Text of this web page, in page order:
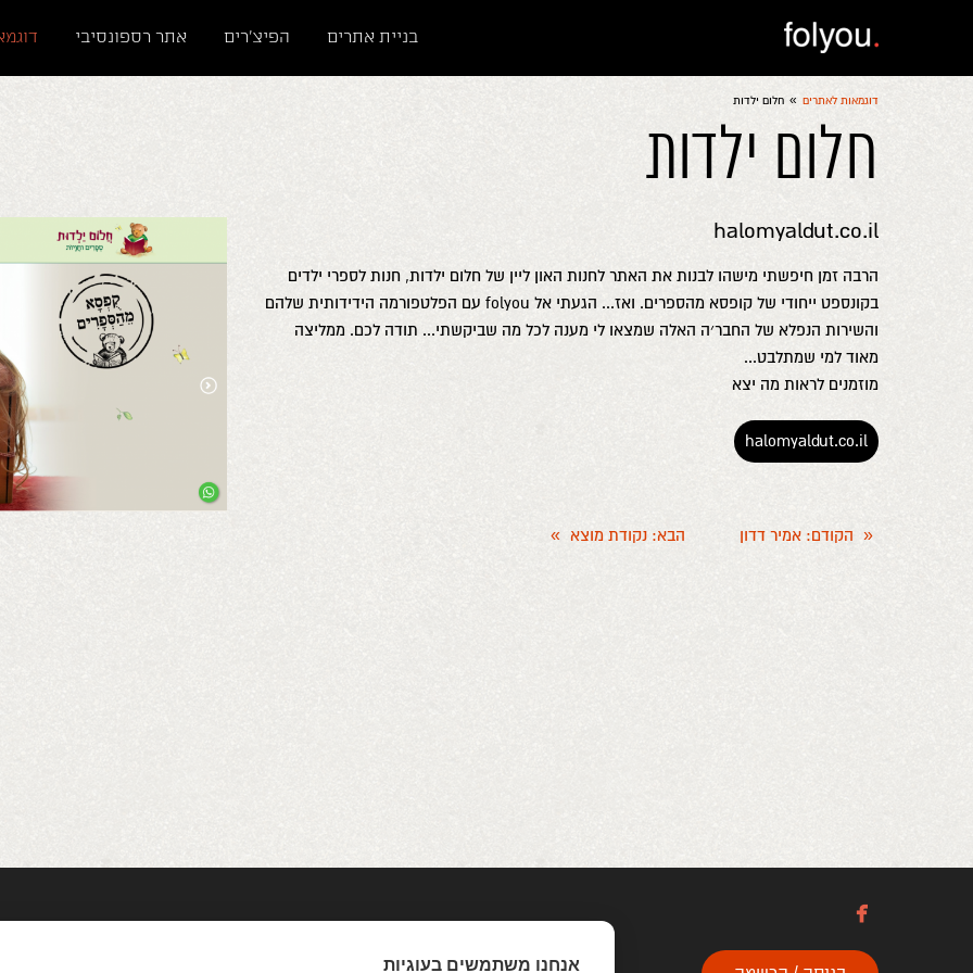
בניית אתרים הפיצ'רים אתר רספונסיבי
דוגמאות לאתרים » חלום ילדות
חלום ילדות
halomyaldut.co.il
הרבה זמן חיפשתי מישהו לבנות את האתר לחנות האון ליין של חלום ילדות, חנות לספרי ילדים
בקונספט ייחודי של קופסא מהספרים. ואז... הגעתי אל folyou עם הפלטפורמה הידידותית שלהם
והשירות הנפלא של החבר׳ה האלה שמצאו לי מענה לכל מה שביקשתי... תודה לכם. ממליצה
מאוד למי שמתלבט...
מוזמנים לראות מה יצא
halomyaldut.co.il
« הקודם: אמיר דדון הבא: נקודת מוצא »

אנחנו משתמשים בעוגיות